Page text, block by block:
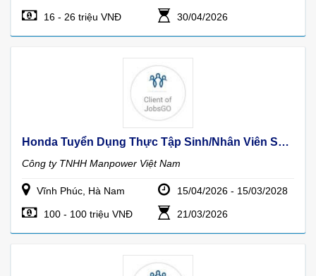
16 - 26 triệu VNĐ 30/04/2026
Honda Tuyển Dụng Thực Tập Sinh/nhân Viên Sản Xuất Tại Hà Nam Và Vĩnh Phúc
Công ty TNHH Manpower Việt Nam
Vĩnh Phúc, Hà Nam 15/04/2026 - 15/03/2028
100 - 100 triệu VNĐ 21/03/2026